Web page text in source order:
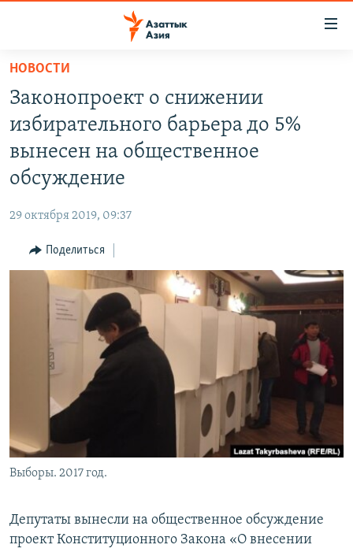
Вернуться
основному
содержанию
Вернутся
главной
Вернутся
поиску
КАЗАХСТАН
УЗБЕКИСТАН
НОВОСТИ
ВОЙНА В УКРАИНЕ
НА ДРУГИХ ЯЗЫКАХ
КЫРГЫЗЧА
ЎЗБЕКЧА
ТОҶИКӢ
TÜRKMENÇE
ПОДПИШИТЕСЬ НА НАС В СОЦСЕТЯХ
Все сайты РСЕ/РС
НОВОСТИ
Законопроект о снижении
избирательного барьера до 5%
вынесен на общественное
обсуждение
29 октября 2019, 09:37
Поделиться
Выборы. 2017 год.
Депутаты вынесли на общественное обсуждение
проект Конституционного Закона «О внесении